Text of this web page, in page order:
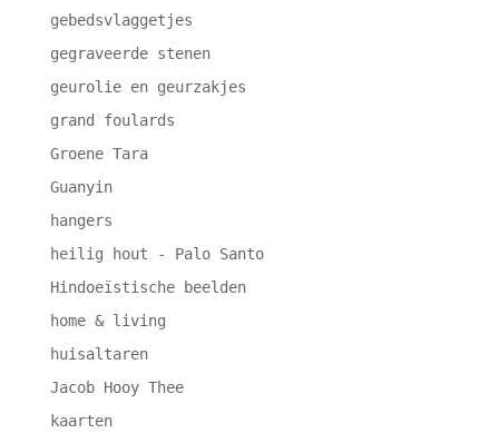
gebedsvlaggetjes
gegraveerde stenen
geurolie en geurzakjes
grand foulards
Groene Tara
Guanyin
hangers
heilig hout - Palo Santo
Hindoeïstische beelden
home & living
huisaltaren
Jacob Hooy Thee
kaarten